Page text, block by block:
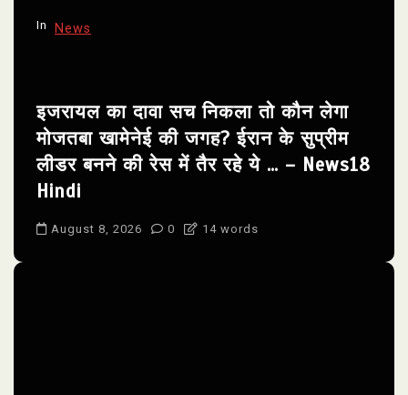
In News
इजरायल का दावा सच निकला तो कौन लेगा
मोजतबा खामेनेई की जगह? ईरान के सुप्रीम
लीडर बनने की रेस में तैर रहे ये … – News18
Hindi
August 8, 2026 0 14 words